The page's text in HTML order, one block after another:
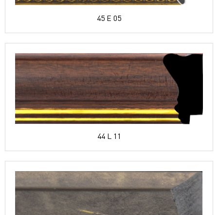
45 E 05
44 L 11